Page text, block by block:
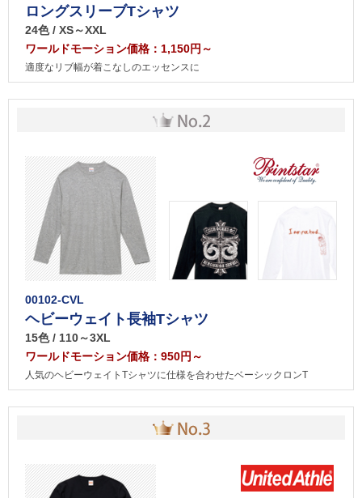
ロングスリーブTシャツ
24色 / XS～XXL
ワールドモーション価格：1,150円～
適度なリブ幅が着こなしのエッセンスに
00102-CVL
ヘビーウェイト長袖Tシャツ
15色 / 110～3XL
ワールドモーション価格：950円～
人気のヘビーウェイトTシャツに仕様を合わせたベーシックロンT